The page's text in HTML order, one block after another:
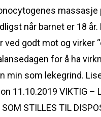
når barnet er 18
godt mot og virker
for å ha
min som lekegrind.
VIKTIG –
SOM STILLES TIL